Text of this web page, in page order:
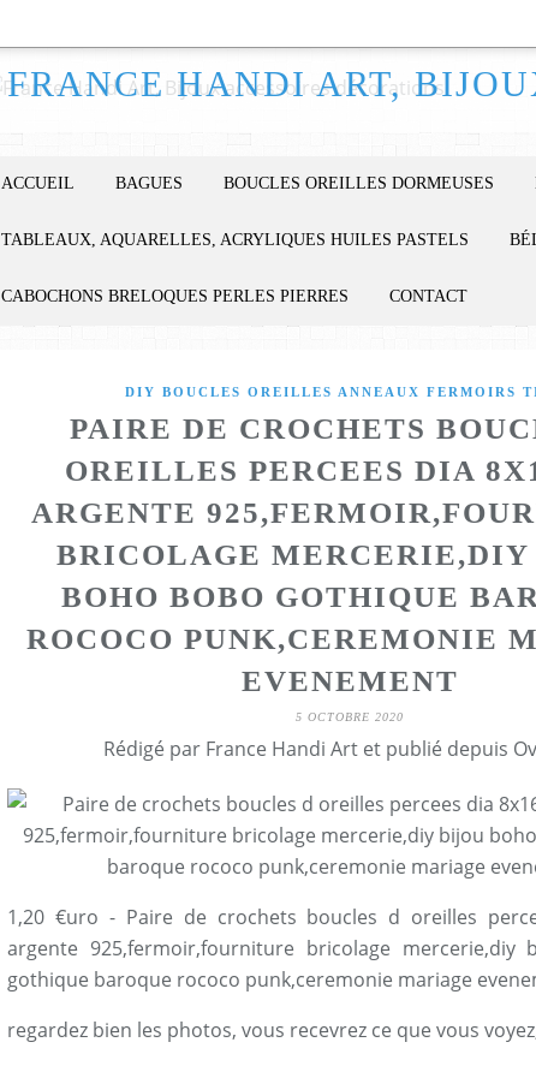
ACCUEIL BAGUES BOUCLES OREILLES DORMEUSES
TABLEAUX, AQUARELLES, ACRYLIQUES HUILES PASTELS
CABOCHONS BRELOQUES PERLES PIERRES CONTACT
DIY BOUCLES OREILLES ANNEAUX FERMOIRS
PAIRE DE CROCHETS
OREILLES PERCEES DIA
ARGENTE
BRICOLAGE MERCERIE,DIY
BOHO BOBO GOTHIQUE
ROCOCO PUNK,CEREMONIE
EVENEMENT
5 OCTOBRE 2020
Rédigé par France Handi Art et publié depuis
1,20 €uro - Paire de crochets boucles d oreilles
argente 925,fermoir,fourniture bricolage mercerie,diy
gothique baroque rococo punk,ceremonie mariage
regardez bien les photos, vous recevrez ce que vous